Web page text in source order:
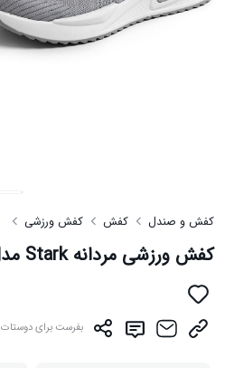
کفش و صندل کفش کفش ورزشی
کفش ورزشی مردانه Stark مدل 38972
بفرست برای دوستات